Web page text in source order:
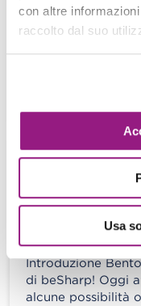
con altre
raccolto dal suo
Usa
Introduzione
provider, negli
Deno con
CDK
A. Bertini - A.
Introduzione
di beSharp! Oggi
alcune possibilità